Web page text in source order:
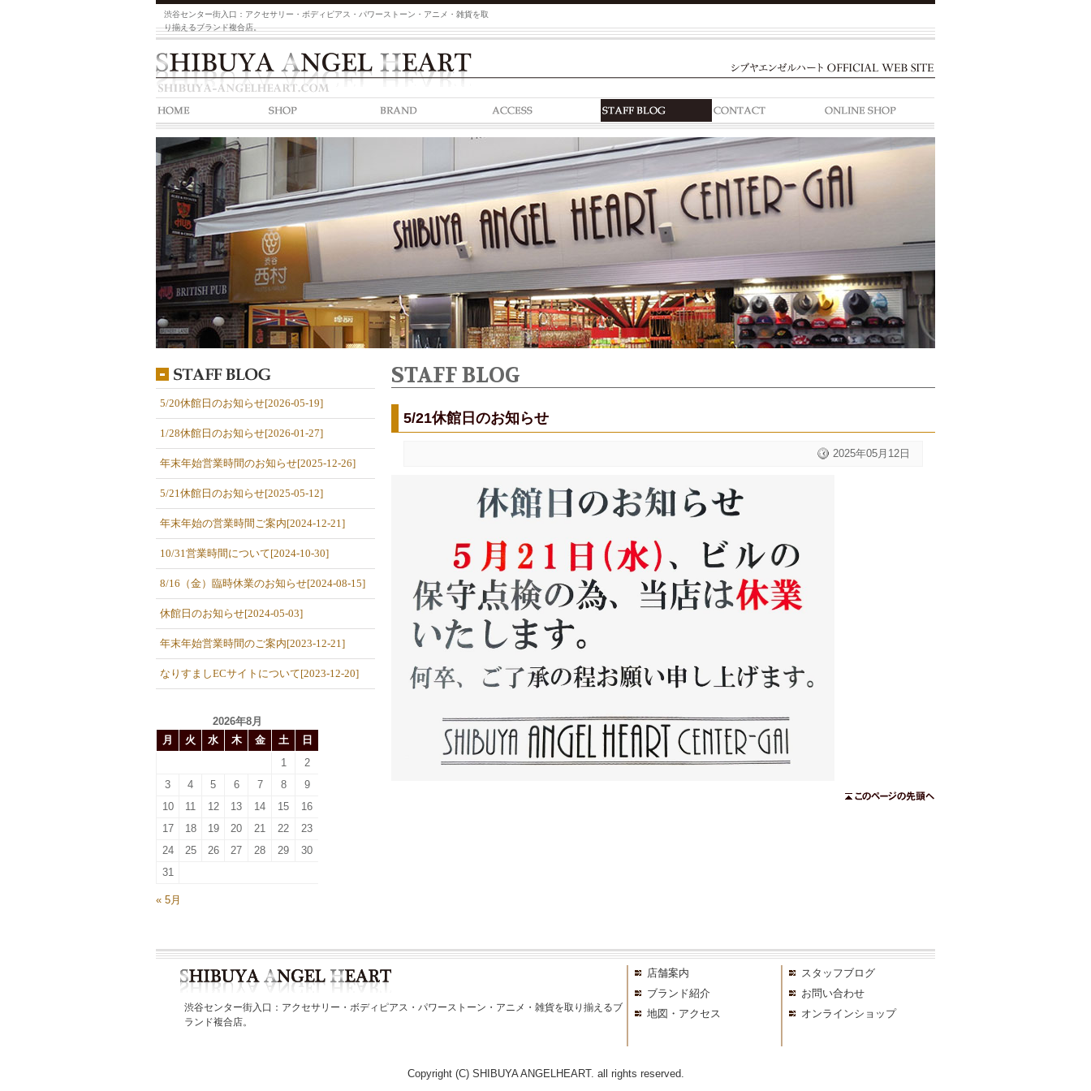
渋谷センター街入口：アクセサリー・ボディピアス・パワーストーン・アニメ・雑貨を取
り揃えるブランド複合店。
STAFF BLOG
5/21休館日のお知らせ
2025年05月12日
5/20休館日のお知らせ[2026-05-19]
1/28休館日のお知らせ[2026-01-27]
年末年始営業時間のお知らせ[2025-12-26]
5/21休館日のお知らせ[2025-05-12]
年末年始の営業時間ご案内[2024-12-21]
10/31営業時間について[2024-10-30]
8/16（金）臨時休業のお知らせ[2024-08-15]
休館日のお知らせ[2024-05-03]
年末年始営業時間のご案内[2023-12-21]
なりすましECサイトについて[2023-12-20]
2026年8月
月
火 水 木 金 土
日
1
2
3
4 5 6 7 8
9
10
11 12 13 14 15
16
17
18 19 20 21 22
23
24
25 26 27 28 29
30
31
« 5月
渋谷センター街入口：アクセサリー・ボディピアス・パワーストーン・アニメ・雑貨を取り揃えるブ
ランド複合店。
店舗案内
ブランド紹介
地図・アクセス
スタッフブログ
お問い合わせ
オンラインショップ
Copyright (C) SHIBUYA ANGELHEART. all rights reserved.